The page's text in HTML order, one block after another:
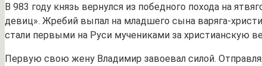
В 983 году князь вернулся из победного похода на
девиц». Жребий выпал на младшего сына варяга-
стали первыми на Руси мучениками за христианскую
Первую свою жену Владимир завоевал силой.